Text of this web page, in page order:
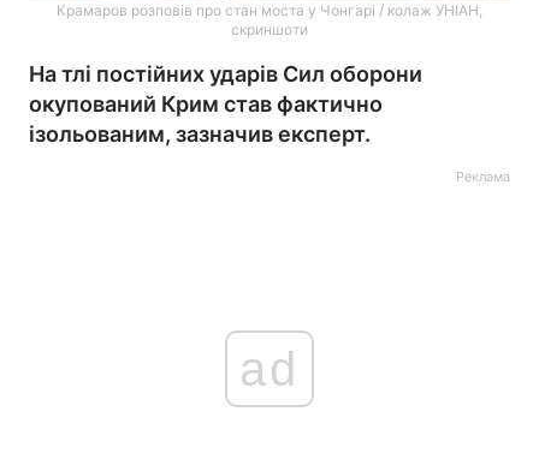
Крамаров розповів про стан моста у Чонгарі / колаж УНІАН,
скриншоти
На тлі постійних ударів Сил оборони
окупований Крим став фактично
ізольованим, зазначив експерт.
Реклама
ad